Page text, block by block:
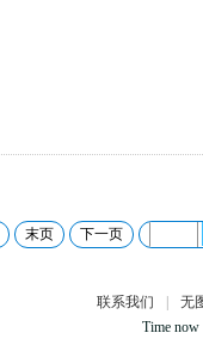
末页 下一页
联系我们
无
Time now